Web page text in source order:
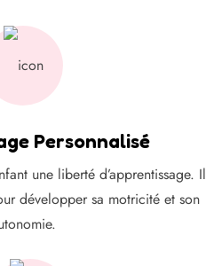
Personnalisé
une liberté d’apprentissage. Il
développer sa motricité et son